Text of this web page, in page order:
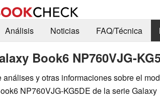
Análisis Noticias FAQ/Técnica
Book6 NP760VJG-
análises y otras informaciones sobre el
NP760VJG-KG5DE de la serie Galaxy